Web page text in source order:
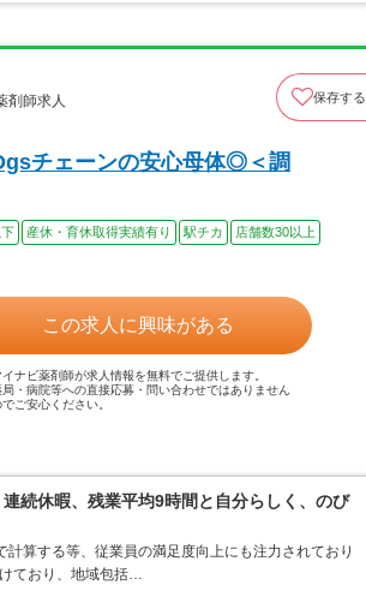
剤師求人
保存する
チェーンの安心母体◎＜調
産休・育休取得実績有り 駅チカ
店舗数30以上
この求人に興味がある
イナビ薬剤師が求人情報を無料でご提供します。
局・病院等への直接応募・問い合わせではありません
でご安心ください。
続休暇、残業平均9時間と自分らしく、のび
算する等、従業員の満足度向上にも注力されており
ており、地域包括…